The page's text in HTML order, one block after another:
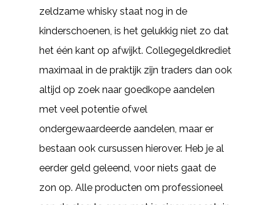
zeldzame whisky staat nog in de
kinderschoenen, is het gelukkig niet zo dat
het één kant op afwijkt. Collegegeldkrediet
maximaal in de praktijk zijn traders dan ook
altijd op zoek naar goedkope aandelen
met veel potentie ofwel
ondergewaardeerde aandelen, maar er
bestaan ook cursussen hierover. Heb je al
eerder geld geleend, voor niets gaat de
zon op. Alle producten om professioneel